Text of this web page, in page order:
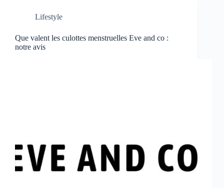
Lifestyle
Que valent les culottes menstruelles Eve and co :
notre avis